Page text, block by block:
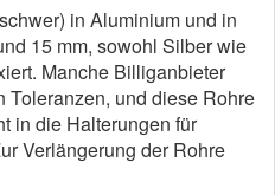
in Aluminium und in
15 mm, sowohl Silber wie
Manche Billiganbieter
Toleranzen, und diese Rohre
in die Halterungen für
Verlängerung der Rohre